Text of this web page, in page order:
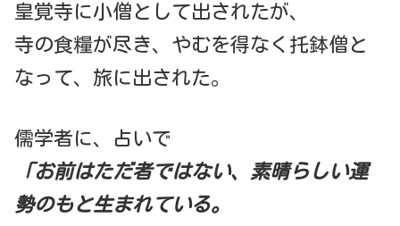
皇覚寺に小僧として出されたが、
寺の食糧が尽き、やむを得なく托鉢僧と
なって、旅に出された。
儒学者に、占いで
「お前はただ者ではない、素晴らしい運
勢のもと生まれている。